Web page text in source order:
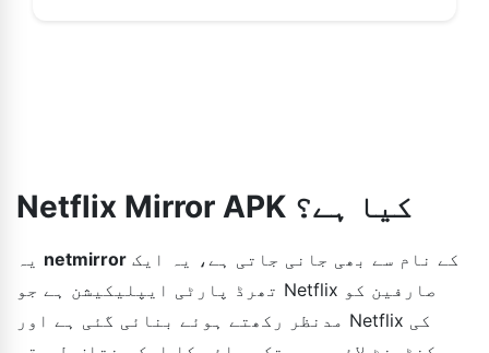
Netflix Mirror APK کیا ہے؟
netmirror
تھرڈ پارٹی ایپلیکیشن ہے جو Netflix صارفین کو
مدنظر رکھتے ہوئے بنائی گئی ہے اور Netflix کی